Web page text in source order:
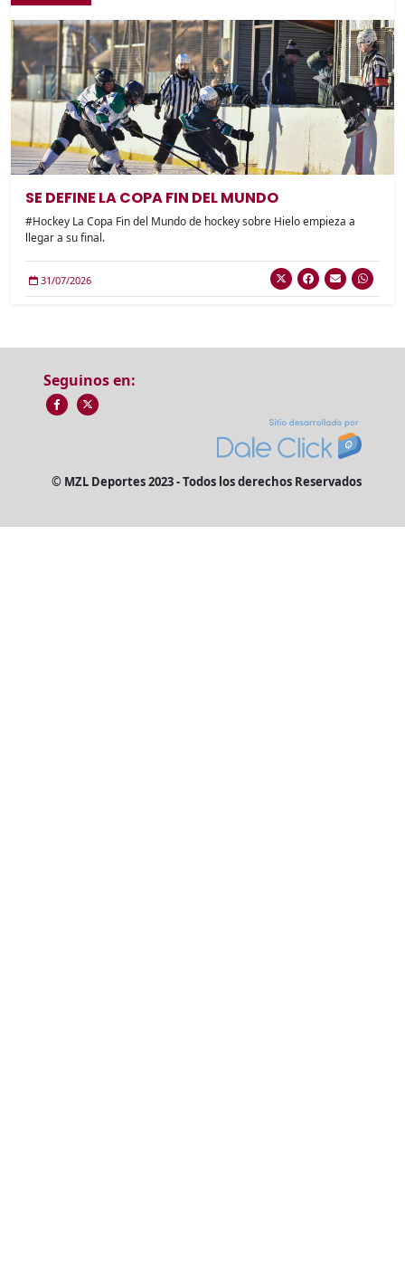
SE DEFINE LA COPA FIN DEL MUNDO
#Hockey La Copa Fin del Mundo de hockey sobre Hielo empieza a
llegar a su final.
31/07/2026
Seguinos en:
© MZL Deportes 2023 - Todos los derechos Reservados